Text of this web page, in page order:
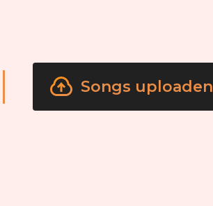
Songs uploaden